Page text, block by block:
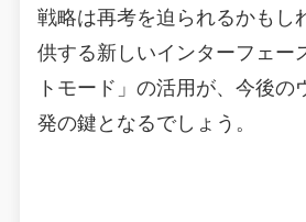
戦略は再考を迫られるかもし
供する新しいインターフェー
トモード」の活用が、今後の
発の鍵となるでしょう。